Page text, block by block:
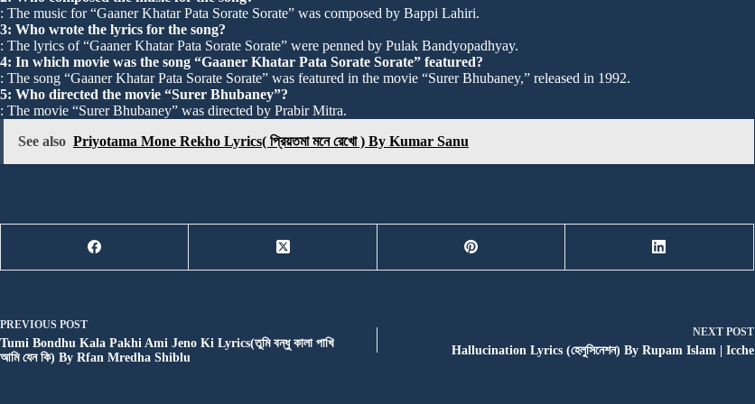
: The music for “Gaaner Khatar Pata Sorate Sorate” was composed by Bappi Lahiri.
3: Who wrote the lyrics for the song?
: The lyrics of “Gaaner Khatar Pata Sorate Sorate” were penned by Pulak Bandyopadhyay.
4: In which movie was the song “Gaaner Khatar Pata Sorate Sorate” featured?
: The song “Gaaner Khatar Pata Sorate Sorate” was featured in the movie “Surer Bhubaney,” released in 1992.
5: Who directed the movie “Surer Bhubaney”?
: The movie “Surer Bhubaney” was directed by Prabir Mitra.
See also Priyotama Mone Rekho Lyrics( প্রিয়তমা মনে রেখো ) By Kumar Sanu
PREVIOUS POST
Tumi Bondhu Kala Pakhi Ami Jeno Ki Lyrics(তুমি বন্ধু কালা পাখি
আমি যেন কি) By Rfan Mredha Shiblu
NEXT POST
Hallucination Lyrics (হেলুসিনেশন) By Rupam Islam | Icche